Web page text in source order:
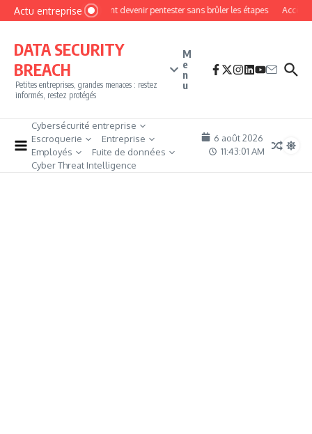
Aller au contenu
Actu entrepriseComment devenir pentester sans brûler les étapes Accès
DATA SECURITY
BREACH
Petites entreprises, grandes menaces : restez
informés, restez protégés
M
e
n
u
Cybersécurité entreprise
Escroquerie
Entreprise
Employés
Fuite de données
Cyber Threat Intelligence
6 août 2026
11:43:01 AM